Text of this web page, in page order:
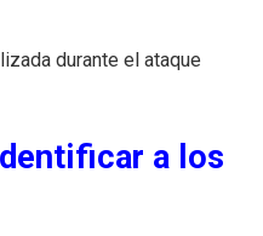
durante el ataque
a los